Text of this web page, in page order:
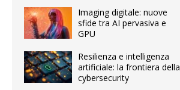
Imaging digitale: nuove
sfide tra AI pervasiva e
GPU
Resilienza e intelligenza
artificiale: la frontiera della
cybersecurity